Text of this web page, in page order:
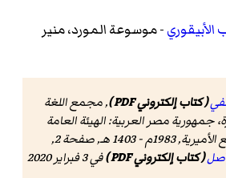
الأبيقوري- موسوعة المورد، منير
( كتاب إلكتروني PDF )
, مجمع اللغة
جمهورية مصر العربية: الهيئة العامة
لشؤون المطابع الأميرية, 1983م - 1403 هـ, صفحة 2,
( كتاب إلكتروني PDF ) في 3 فبراير 2020